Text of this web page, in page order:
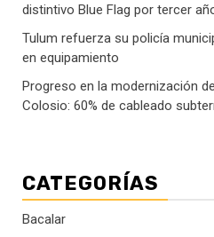
distintivo Blue Flag por tercer
Tulum refuerza su policía
en equipamiento
Progreso en la modernización
Colosio: 60% de cableado
CATEGORÍAS
Bacalar